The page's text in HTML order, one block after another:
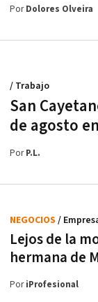
PorDolores Olveira
San
de agosto
/ Trabajo
PorP.L.
Lejos de la
hermana de
NEGOCIOS /
PoriProfesional